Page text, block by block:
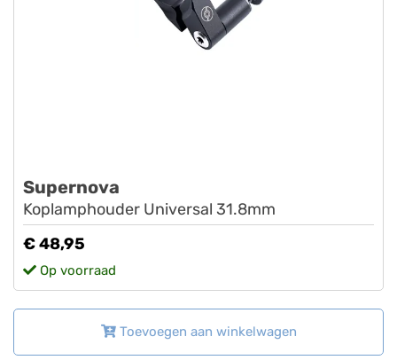
Supernova
Koplamphouder Universal 31.8mm
€ 48,95
Op voorraad
Toevoegen aan winkelwagen